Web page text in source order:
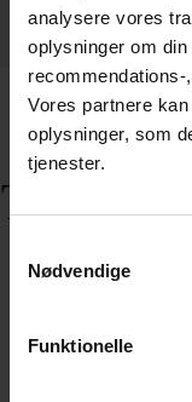
analysere vores
oplysninger om
Vores partnere
oplysninger, som
tjenester.
Nødvendige
Funktionelle
Tilbehør